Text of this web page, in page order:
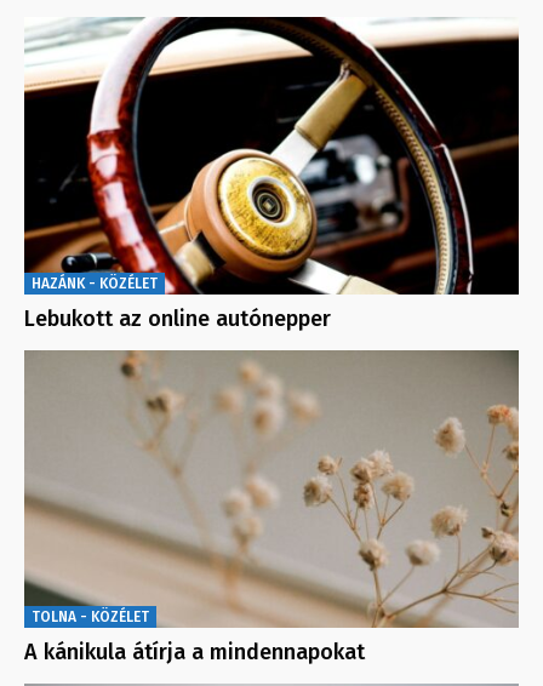
HAZÁNK - KÖZÉLET
Lebukott az online autónepper
TOLNA - KÖZÉLET
A kánikula átírja a mindennapokat